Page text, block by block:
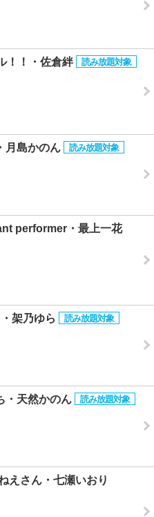
！！・佐倉絆
月島かのん
performer・最上一花
架乃ゆら
・天然かのん
えさん・七瀬いおり